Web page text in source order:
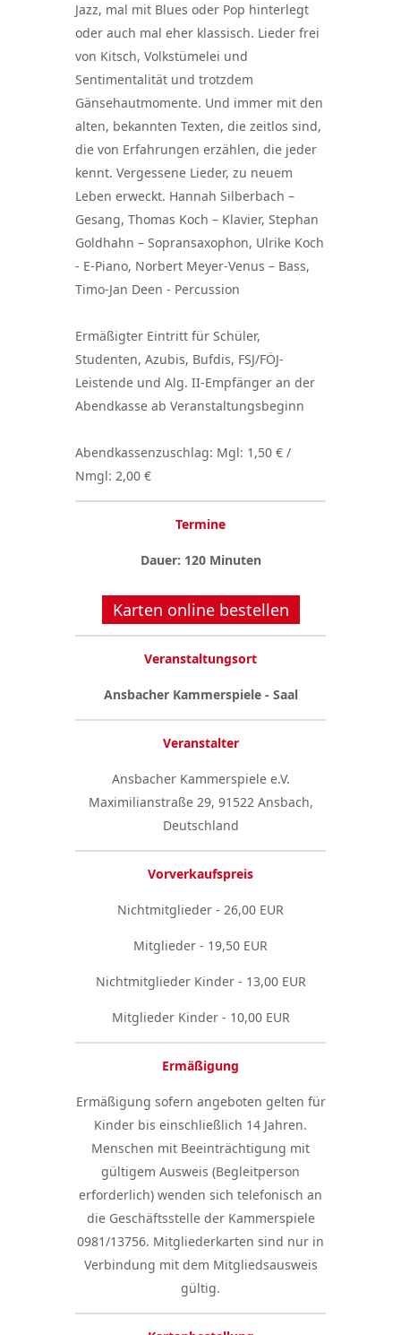
Jazz, mal mit Blues oder Pop hinterlegt
oder auch mal eher klassisch. Lieder frei
von Kitsch, Volkstümelei und
Sentimentalität und trotzdem
Gänsehautmomente. Und immer mit den
alten, bekannten Texten, die zeitlos sind,
die von Erfahrungen erzählen, die jeder
kennt. Vergessene Lieder, zu neuem
Leben erweckt. Hannah Silberbach –
Gesang, Thomas Koch – Klavier, Stephan
Goldhahn – Sopransaxophon, Ulrike Koch
- E-Piano, Norbert Meyer-Venus – Bass,
Timo-Jan Deen - Percussion
Ermäßigter Eintritt für Schüler,
Studenten, Azubis, Bufdis, FSJ/FÖJ-
Leistende und Alg. II-Empfänger an der
Abendkasse ab Veranstaltungsbeginn
Abendkassenzuschlag: Mgl: 1,50 € /
Nmgl: 2,00 €
Termine
Dauer: 120 Minuten
Karten online bestellen
Veranstaltungsort
Ansbacher Kammerspiele - Saal
Veranstalter
Ansbacher Kammerspiele e.V.
Maximilianstraße 29, 91522 Ansbach,
Deutschland
Vorverkaufspreis
Nichtmitglieder - 26,00 EUR
Mitglieder - 19,50 EUR
Nichtmitglieder Kinder - 13,00 EUR
Mitglieder Kinder - 10,00 EUR
Ermäßigung
Ermäßigung sofern angeboten gelten für
Kinder bis einschließlich 14 Jahren.
Menschen mit Beeinträchtigung mit
gültigem Ausweis (Begleitperson
erforderlich) wenden sich telefonisch an
die Geschäftsstelle der Kammerspiele
0981/13756. Mitgliederkarten sind nur in
Verbindung mit dem Mitgliedsausweis
gültig.